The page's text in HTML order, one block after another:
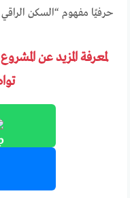
حرفيًا مفهوم “السكن الراقي
لمعرفة المزيد عن